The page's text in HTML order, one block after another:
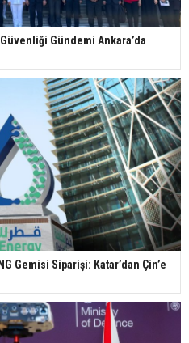
Gündemi Ankara’da
Gemisi Siparişi: Katar’dan Çin’e